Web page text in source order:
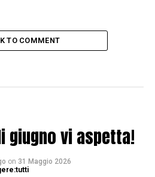
TO COMMENT
giugno vi aspetta!
on 31 Maggio 2026